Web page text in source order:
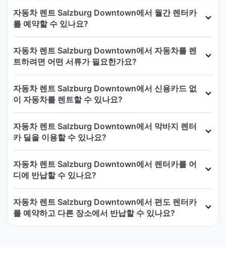
자동차 렌트 Salzburg Downtown에서 월간 렌터카
를 예약할 수 있나요?
자동차 렌트 Salzburg Downtown에서 자동차를 렌
트하려면 어떤 서류가 필요한가요?
자동차 렌트 Salzburg Downtown에서 신용카드 없
이 자동차를 렌트할 수 있나요?
자동차 렌트 Salzburg Downtown에서 막바지 렌터
카 딜을 이용할 수 있나요?
자동차 렌트 Salzburg Downtown에서 렌터카를 어
디에 반납할 수 있나요?
자동차 렌트 Salzburg Downtown에서 편도 렌터카
를 예약하고 다른 장소에서 반납할 수 있나요?